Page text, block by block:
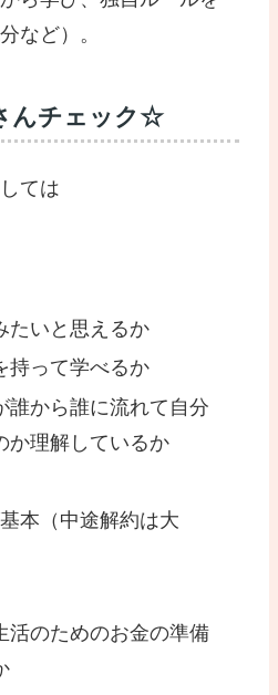
など）。
んチェック☆
ては
たいと思えるか
持って学べるか
誰から誰に流れて自分
か理解しているか
本（中途解約は大
活のためのお金の準備